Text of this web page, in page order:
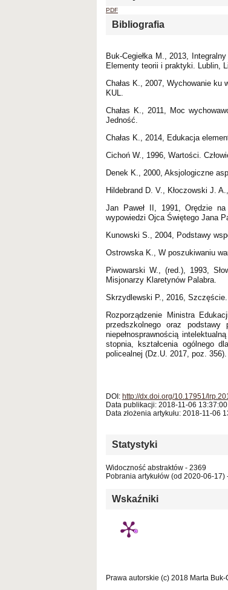
PDF
Bibliografia
Buk-Cegiełka M., 2013,
Elementy teorii i praktyki. Lublin,
Chałas K., 2007, Wychowanie
KUL.
Chałas K., 2011, Moc
Jedność.
Chałas K., 2014, Edukacja
Cichoń W., 1996, Wartości.
Denek K., 2000, Aksjologiczne
Hildebrand D. V., Kłoczowski J.
Jan Paweł II, 1991, Orędzie
wypowiedzi Ojca Świętego Jana
Kunowski S., 2004, Podstawy
Ostrowska K., W poszukiwaniu
Piwowarski W., (red.), 1993,
Misjonarzy Klaretynów Palabra.
Skrzydlewski P., 2016,
Rozporządzenie Ministra
przedszkolnego oraz
niepełnosprawnością
stopnia, kształcenia ogólnego
policealnej (Dz.U. 2017, poz. 356).
DOI: http://dx.doi.org/10.17951/
Data publikacji: 2018-11-06 13:37:00
Data złożenia artykułu: 2018-11-06
Statystyki
Widoczność abstraktów - 2369
Pobrania artykułów (od 2020-06-17)
Wskaźniki
Prawa autorskie (c) 2018 Marta Buk-